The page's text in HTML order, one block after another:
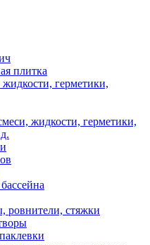
плитка
герметики,
жидкости, герметики,
ровнители, стяжки